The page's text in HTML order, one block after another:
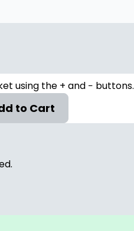
using the + and − buttons.